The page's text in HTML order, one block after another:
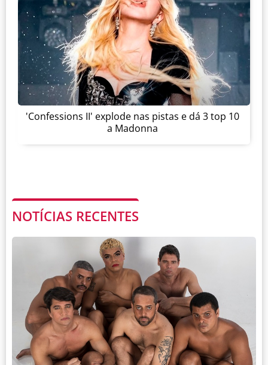
'Confessions II' explode nas pistas e dá 3 top 10
a Madonna
NOTÍCIAS RECENTES